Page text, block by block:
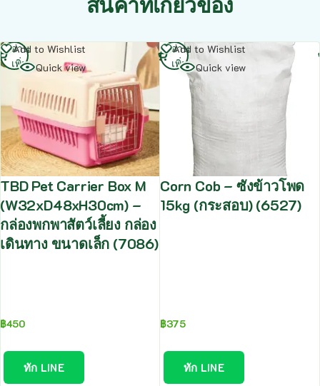
Add to Wishlist
Quick view
TBD Pet Carrier Box M
(W32xD48xH30cm) –
กล่องพกพาสัตว์เลี้ยง กล่อง
เดินทาง ขนาดเล็ก (7086)
฿450
ทัก LINE
อ่าน
เพิ่ม
Add to Wishlist
Quick view
Corn Cob – ซังข้าวโพด
15kg (กระสอบ) (6527)
฿375
ทัก LINE
อ่าน
เพิ่ม